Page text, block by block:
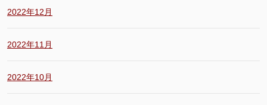
2022年12月
2022年11月
2022年10月